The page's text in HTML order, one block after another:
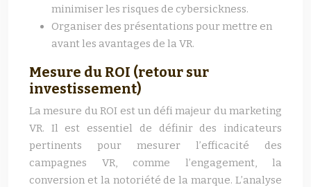
minimiser les risques de cybersickness.
Organiser des présentations pour mettre en
avant les avantages de la VR.
Mesure du ROI (retour sur
investissement)
La mesure du ROI est un défi majeur du marketing
VR. Il est essentiel de définir des indicateurs
pertinents pour mesurer l’efficacité des
campagnes VR, comme l’engagement, la
conversion et la notoriété de la marque. L’analyse